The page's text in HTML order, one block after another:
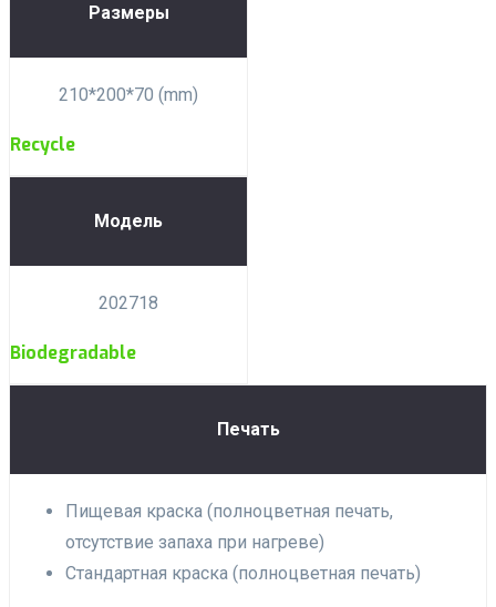
Размеры
210*200*70 (mm)
Recycle
Модель
202718
Biodegradable
Печать
Пищевая краска (полноцветная печать,
отсутствие запаха при нагреве)
Стандартная краска (полноцветная печать)